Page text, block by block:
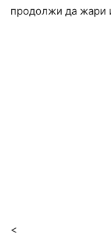
продолжи да жари
<